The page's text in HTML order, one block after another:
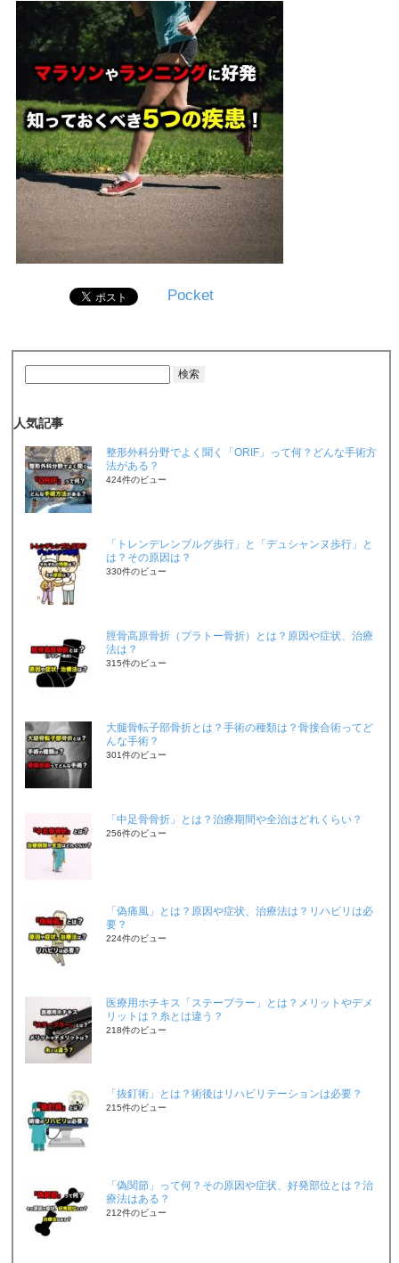
Pocket
人気記事
整形外科分野でよく聞く「ORIF」って何？どんな手術方
法がある？
424件のビュー
「トレンデレンブルグ歩行」と「デュシャンヌ歩行」と
は？その原因は？
330件のビュー
脛骨高原骨折（プラトー骨折）とは？原因や症状、治療
法は？
315件のビュー
大腿骨転子部骨折とは？手術の種類は？骨接合術ってど
んな手術？
301件のビュー
「中足骨骨折」とは？治療期間や全治はどれくらい？
256件のビュー
「偽痛風」とは？原因や症状、治療法は？リハビリは必
要？
224件のビュー
医療用ホチキス「ステープラー」とは？メリットやデメ
リットは？糸とは違う？
218件のビュー
「抜釘術」とは？術後はリハビリテーションは必要？
215件のビュー
「偽関節」って何？その原因や症状、好発部位とは？治
療法はある？
212件のビュー